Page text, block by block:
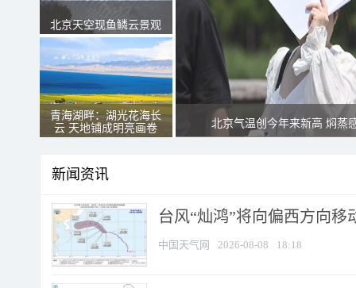
北京天空现鱼鳞云景观
青海湖畔：湖光花海长
云 天地铺成明亮画卷
北京气温创今年来新高 焖蒸
新闻资讯
台风“灿鸿”将向偏西方向移
中国天气网 2026-08-08 18:18